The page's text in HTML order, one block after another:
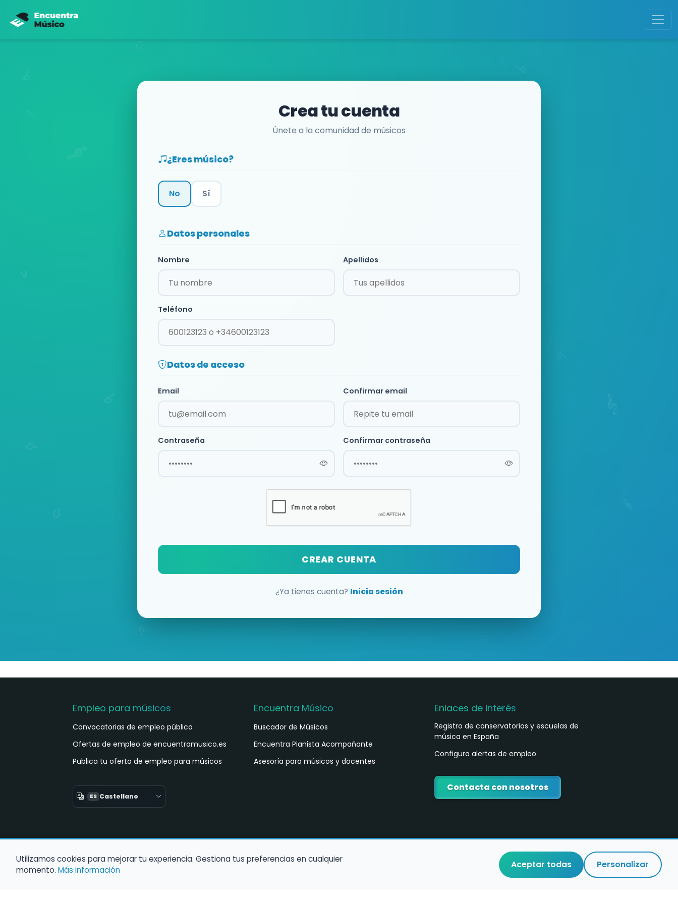
Crea tu cuenta
Únete a la comunidad de músicos
¿Eres músico?
No Sí
Datos personales
Nombre Apellidos
Teléfono
Datos de acceso
Email Confirmar email
Contraseña Confirmar contraseña
CREAR CUENTA
¿Ya tienes cuenta? Inicia sesión
Empleo para músicos
Convocatorias de empleo público
Ofertas de empleo de encuentramusico.es
Publica tu oferta de empleo para músicos
ES Castellano
Encuentra Músico
Buscador de Músicos
Encuentra Pianista Acompañante
Asesoría para músicos y docentes
Enlaces de interés
Registro de conservatorios y escuelas de
música en España
Configura alertas de empleo
Contacta con nosotros
Utilizamos cookies para mejorar tu experiencia. Gestiona tus preferencias en cualquier
momento. Más información Aceptar todas Personalizar